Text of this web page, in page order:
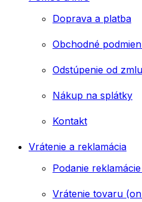
Doprava a platba
Obchodné
Odstúpenie od
Nákup na splátky
Kontakt
Vrátenie a reklamácia
Podanie
Vrátenie tovaru